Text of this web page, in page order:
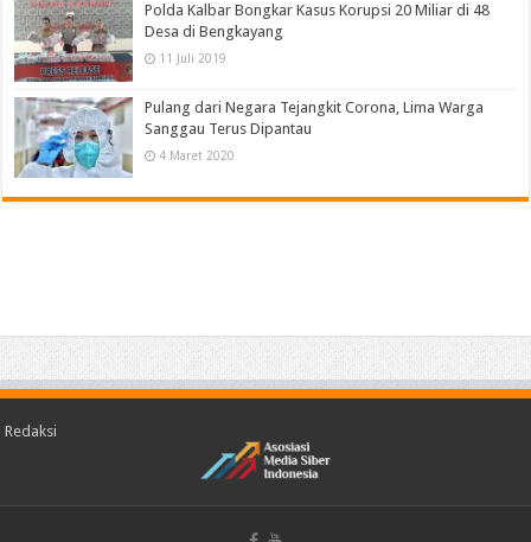
Polda Kalbar Bongkar Kasus Korupsi 20 Miliar di 48
Desa di Bengkayang
11 Juli 2019
Pulang dari Negara Tejangkit Corona, Lima Warga
Sanggau Terus Dipantau
4 Maret 2020
Redaksi